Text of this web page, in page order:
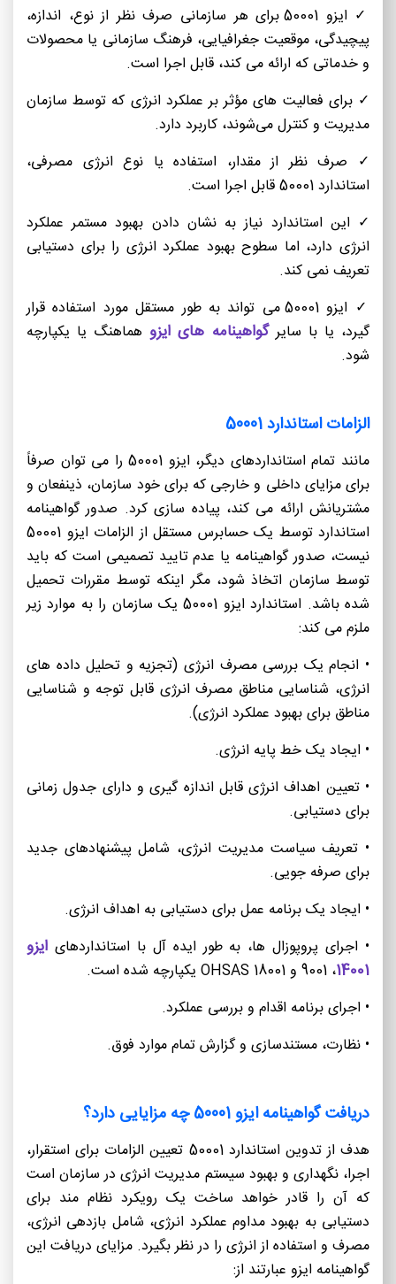
✓ ایزو 50001 برای هر سازمانی صرف نظر از نوع، اندازه،
پیچیدگی، موقعیت جغرافیایی، فرهنگ سازمانی یا محصولات
و خدماتی که ارائه می کند، قابل اجرا است.
✓ برای فعالیت های مؤثر بر عملکرد انرژی که توسط سازمان
مدیریت و کنترل می‌شوند، کاربرد دارد.
✓ صرف نظر از مقدار، استفاده یا نوع انرژی مصرفی،
استاندارد 50001 قابل اجرا است.
✓ این استاندارد نیاز به نشان دادن بهبود مستمر عملکرد
انرژی دارد، اما سطوح بهبود عملکرد انرژی را برای دستیابی
تعریف نمی کند.
✓ ایزو 50001 می تواند به طور مستقل مورد استفاده قرار
گیرد، یا با سایرگواهینامه های ایزوهماهنگ یا یکپارچه
شود.
الزامات استاندارد 50001
مانند تمام استانداردهای دیگر، ایزو 50001 را می توان صرفاً
برای مزایای داخلی و خارجی که برای خود سازمان، ذینفعان و
مشتریانش ارائه می کند، پیاده سازی کرد. صدور گواهینامه
استاندارد توسط یک حسابرس مستقل از الزامات ایزو 50001
نیست، صدور گواهینامه یا عدم تایید تصمیمی است که باید
توسط سازمان اتخاذ شود، مگر اینکه توسط مقررات تحمیل
شده باشد. استاندارد ایزو 50001 یک سازمان را به موارد زیر
ملزم می کند:
• انجام یک بررسی مصرف انرژی (تجزیه و تحلیل داده های
انرژی، شناسایی مناطق مصرف انرژی قابل توجه و شناسایی
مناطق برای بهبود عملکرد انرژی).
• ایجاد یک خط پایه انرژی.
• تعیین اهداف انرژی قابل اندازه گیری و دارای جدول زمانی
برای دستیابی.
• تعریف سیاست مدیریت انرژی، شامل پیشنهادهای جدید
برای صرفه جویی.
• ایجاد یک برنامه عمل برای دستیابی به اهداف انرژی.
• اجرای پروپوزال ها، به طور ایده آل با استانداردهای ایزو
14001، 9001 و OHSAS 18001 یکپارچه شده است.
• اجرای برنامه اقدام و بررسی عملکرد.
• نظارت، مستندسازی و گزارش تمام موارد فوق.
دریافت گواهینامه ایزو 50001 چه مزایایی دارد؟
هدف از تدوین استاندارد 50001 تعیین الزامات برای استقرار،
اجرا، نگهداری و بهبود سیستم مدیریت انرژی در سازمان است
که آن را قادر خواهد ساخت یک رویکرد نظام مند برای
دستیابی به بهبود مداوم عملکرد انرژی، شامل بازدهی انرژی،
مصرف و استفاده از انرژی را در نظر بگیرد. مزایای دریافت این
گواهینامه ایزو عبارتند از: